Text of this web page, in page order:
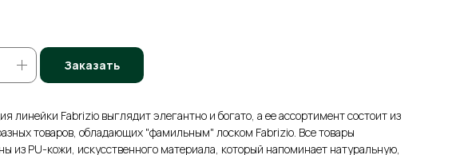
Заказать
линейки Fabrizio выглядит элегантно и богато, а ее ассортимент состоит из
товаров, обладающих "фамильным" лоском Fabrizio. Все товары
из PU-кожи, искусственного материала, который напоминает натуральную,